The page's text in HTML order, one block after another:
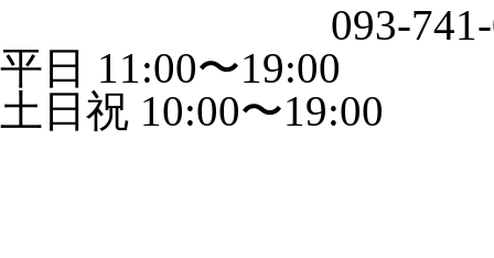
093-
平日 11:00〜19:00
土日祝 10:00〜19:00